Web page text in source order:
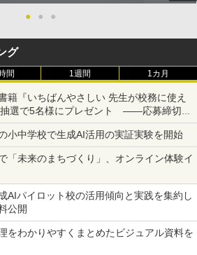
● ● ●
グ
間 1週間 1カ月
籍『いちばんやさしい 先生が校務に使え
選で5名様にプレゼント ――応募締切は
まで
小中学校で生成AI活用の実証実験を開始
「未来のまちづくり」、オンライン体験イ
AIパイロット校の活用傾向と実践を集約し
公開
をわかりやすくまとめたビジュアル資料を